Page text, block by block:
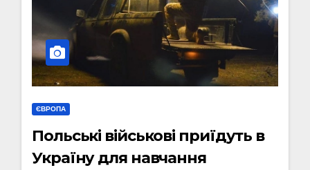
ЄВРОПА
Польські військові приїдуть в
Україну для навчання